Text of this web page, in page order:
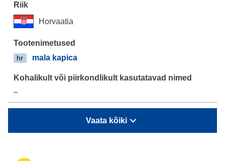
Horvaatia
hr mala kapica
–
Vaata kõiki